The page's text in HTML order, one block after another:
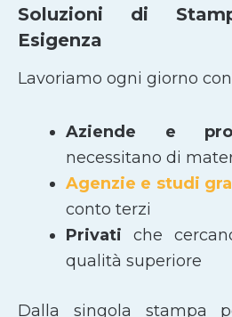
Soluzioni di
Esigenza
Lavoriamo ogni giorno
Aziende e
necessitano di
Agenzie e studi
conto terzi
Privati che
qualità superiore
Dalla singola stampa